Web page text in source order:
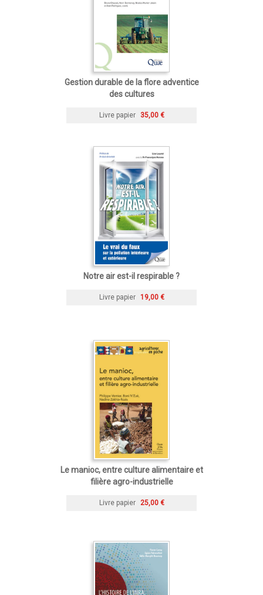
Gestion durable de la flore adventice
des cultures
Livre papier 35,00 €
Notre air est-il respirable ?
Livre papier 19,00 €
Le manioc, entre culture alimentaire et
filière agro-industrielle
Livre papier 25,00 €